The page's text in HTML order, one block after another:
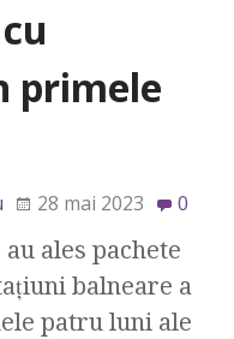
primele
28 mai 2023 0
ales pachete
balneare a
patru luni ale